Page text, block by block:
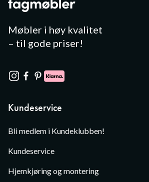
Møbler i høy kvalitet
– til gode priser!
Kundeservice
Bli medlem i Kundeklubben!
Kundeservice
Hjemkjøring og montering